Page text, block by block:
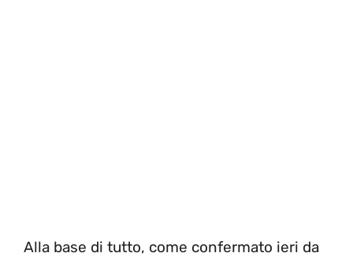
Alla base di tutto, come confermato ieri da